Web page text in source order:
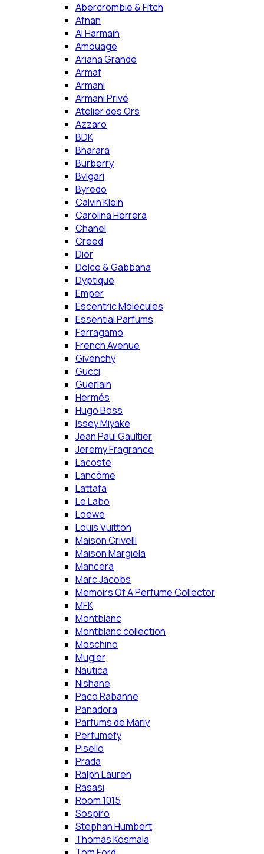
Abercrombie & Fitch
Afnan
Al Harmain
Amouage
Ariana Grande
Armaf
Armani
Armani Privé
Atelier des Ors
Azzaro
BDK
Bharara
Burberry
Bvlgari
Byredo
Calvin Klein
Carolina Herrera
Chanel
Creed
Dior
Dolce & Gabbana
Dyptique
Emper
Escentric Molecules
Essential Parfums
Ferragamo
French Avenue
Givenchy
Gucci
Guerlain
Hermés
Hugo Boss
Issey Miyake
Jean Paul Gaultier
Jeremy Fragrance
Lacoste
Lancôme
Lattafa
Le Labo
Loewe
Louis Vuitton
Maison Crivelli
Maison Margiela
Mancera
Marc Jacobs
Memoirs Of A Perfume Collector
MFK
Montblanc
Montblanc collection
Moschino
Mugler
Nautica
Nishane
Paco Rabanne
Panadora
Parfums de Marly
Perfumefy
Pisello
Prada
Ralph Lauren
Rasasi
Room 1015
Sospiro
Stephan Humbert
Thomas Kosmala